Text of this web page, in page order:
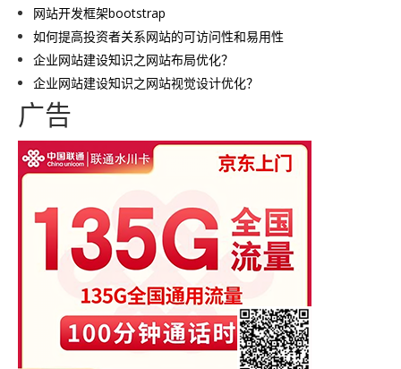
网站开发框架bootstrap
如何提高投资者关系网站的可访问性和易用性
企业网站建设知识之网站布局优化？
企业网站建设知识之网站视觉设计优化？
广告